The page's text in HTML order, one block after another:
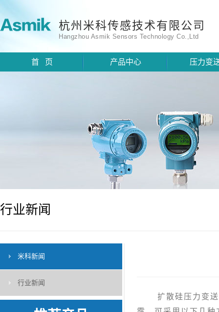
杭州米科传感技术有限公司
Hangzhou Asmik Sensors Technology Co.,Ltd
首 页 产品中心 压力变
行业新闻
米科新闻
行业新闻
扩散硅压力变送器